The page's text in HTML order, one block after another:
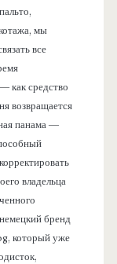
мы
все
как средство
возвращается
панама —
владельца
бренд
который уже